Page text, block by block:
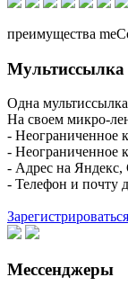
преимущества
Мультиссылка
Одна
На своем микро-
- Неограниченное
- Неограниченное
- Адрес на Яндекс,
- Телефон и почту
Зарегистрироваться
Мессенджеры